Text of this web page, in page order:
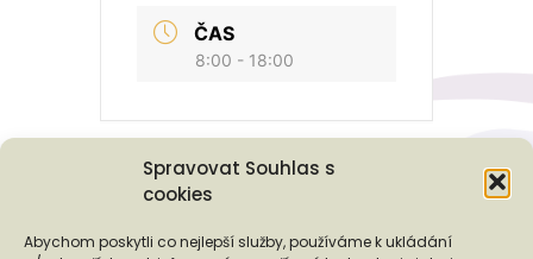
Spravovat Souhlas s
cookies
Abychom poskytli co nejlepší služby, používáme k ukládání
ČAS
8:00 - 18:00
Podporují nás...